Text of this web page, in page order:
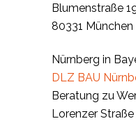
Blumenstraße
80331 München
Nürnberg in
DLZ BAU
Beratung zu
Lorenzer Straße